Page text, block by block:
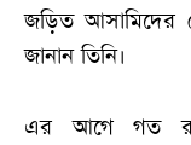
জড়িত আসামিদের
জানান তিনি।
এর আগে গত